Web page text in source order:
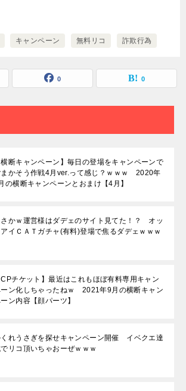
キャンペーン 無料リコ 詐欺行為
0 0
横断キャンペーン】毎日の登場をキャンペーンで
まかそう作戦4月ver.って感じ？ｗｗｗ 2020年
の横断キャンペーンとおまけ【4月】
さかｗ運営様はダデェのサイト見てた！？ オッ
アイＣＡＴガチャ(有料)登場で焦るダデェｗｗｗ
CPチケット】最近はこれもほぼ有料専用キャン
ン化しちゃったねｗ 2021年9月の横断キャン
ン内容【顔パーツ】
れうさぎを探せキャンペーン開催 イベクエ達
でリコ頂いちゃおーぜｗｗｗ